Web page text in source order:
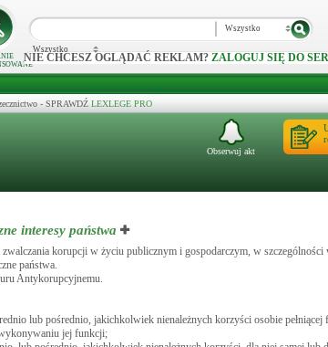
Wszystko
Wszystko
NIE CHCESZ OGLĄDAĆ REKLAM? ZALOGUJ SIĘ DO
- SPRAWDŹ LEXLEGE PRO
Obserwuj akt
interesy państwa
korupcji w życiu publicznym i gospodarczym, w szczególności
państwa.
Antykorupcyjnemu.
lub pośrednio, jakichkolwiek nienależnych korzyści osobie pełniącej
wykonywaniu jej funkcji;